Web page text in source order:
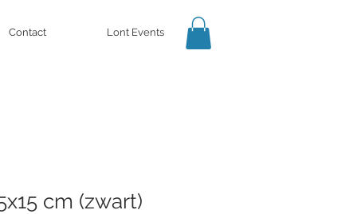
Contact Lont Events
cm (zwart)